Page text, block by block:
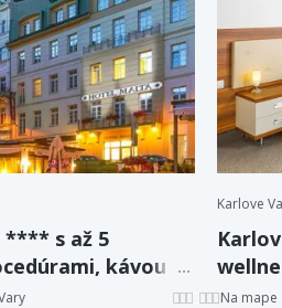
**** s až 5
kávou a
Karlove
Na mape